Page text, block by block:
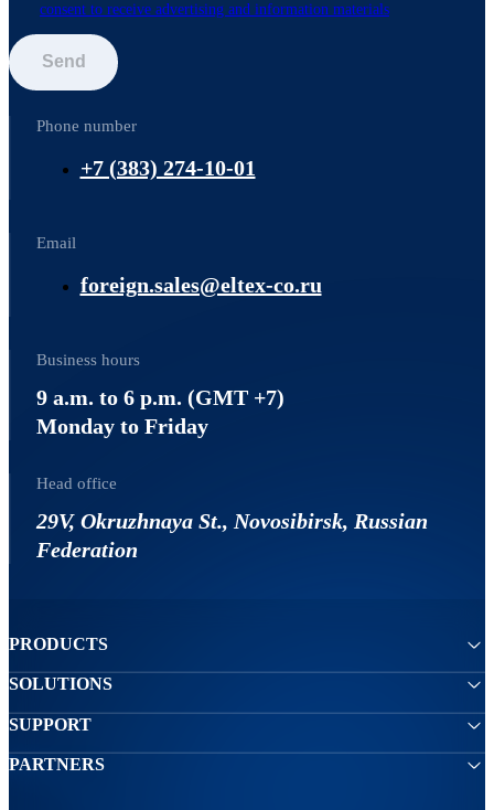
consent to receive advertising and information materials
Send
Phone number
+7 (383) 274-10-01
Email
foreign.sales@eltex-co.ru
Business hours
9 a.m. to 6 p.m. (GMT +7)
Monday to Friday
Head office
29V, Okruzhnaya St., Novosibirsk, Russian
Federation
PRODUCTS
SOLUTIONS
SUPPORT
PARTNERS